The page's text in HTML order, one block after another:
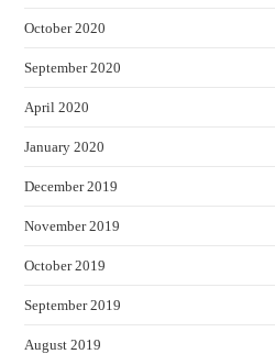
October 2020
September 2020
April 2020
January 2020
December 2019
November 2019
October 2019
September 2019
August 2019